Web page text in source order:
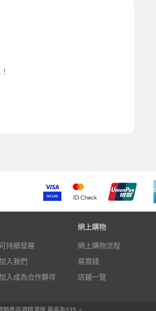
可持續發展
入我們
入成為合作夥伴
網上購物
網上購物流程
易賞錢
店鋪一覽